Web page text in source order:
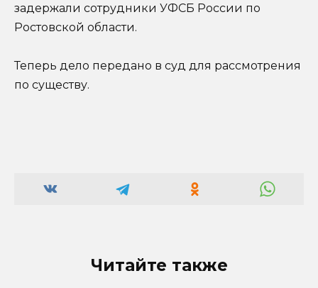
задержали сотрудники УФСБ России по
Ростовской области.
Теперь дело передано в суд для рассмотрения
по существу.
Читайте также